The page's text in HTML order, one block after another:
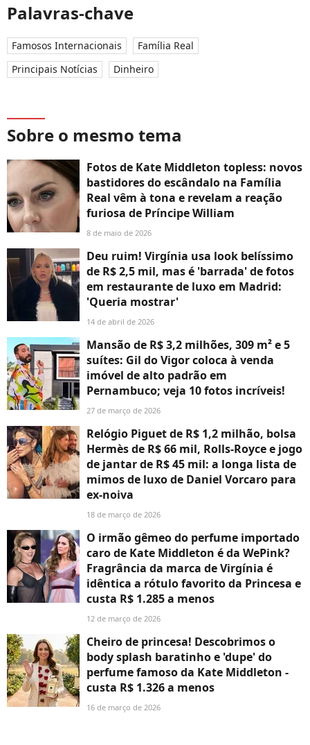
Palavras-chave
Famosos Internacionais
Família Real
Principais Notícias
Dinheiro
Sobre o mesmo tema
Fotos de Kate Middleton topless: novos
bastidores do escândalo na Família
Real vêm à tona e revelam a reação
furiosa de Príncipe William
8 de maio de 2026
Deu ruim! Virgínia usa look belíssimo
de R$ 2,5 mil, mas é 'barrada' de fotos
em restaurante de luxo em Madrid:
'Queria mostrar'
14 de abril de 2026
Mansão de R$ 3,2 milhões, 309 m² e 5
suítes: Gil do Vigor coloca à venda
imóvel de alto padrão em
Pernambuco; veja 10 fotos incríveis!
27 de março de 2026
Relógio Piguet de R$ 1,2 milhão, bolsa
Hermès de R$ 66 mil, Rolls-Royce e jogo
de jantar de R$ 45 mil: a longa lista de
mimos de luxo de Daniel Vorcaro para
ex-noiva
18 de março de 2026
O irmão gêmeo do perfume importado
caro de Kate Middleton é da WePink?
Fragrância da marca de Virgínia é
idêntica a rótulo favorito da Princesa e
custa R$ 1.285 a menos
12 de março de 2026
Cheiro de princesa! Descobrimos o
body splash baratinho e 'dupe' do
perfume famoso da Kate Middleton -
custa R$ 1.326 a menos
16 de março de 2026